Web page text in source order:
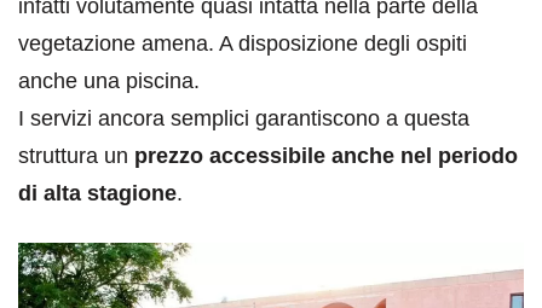
infatti volutamente quasi intatta nella parte della
vegetazione amena. A disposizione degli ospiti
anche una piscina.
I servizi ancora semplici garantiscono a questa
struttura un prezzo accessibile anche nel periodo
di alta stagione.